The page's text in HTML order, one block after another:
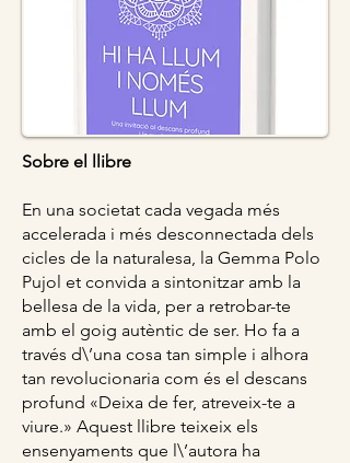
Sobre el llibre
En una societat cada vegada més
accelerada i més desconnectada dels
cicles de la naturalesa, la Gemma Polo
Pujol et convida a sintonitzar amb la
bellesa de la vida, per a retrobar-te
amb el goig autèntic de ser. Ho fa a
través d\’una cosa tan simple i alhora
tan revolucionaria com és el descans
profund «Deixa de fer, atreveix-te a
viure.» Aquest llibre teixeix els
ensenyaments que l\’autora ha